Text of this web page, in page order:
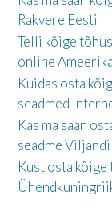
Rakvere Eesti
Telli kõige
online
Kuidas osta
seadmed
Kas ma saan
seadme
Kust osta